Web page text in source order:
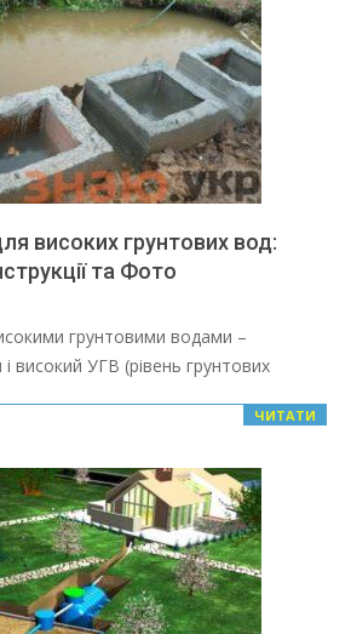
високих грунтових вод:
та Фото
грунтовими водами –
високий УГВ (рівень грунтових
ЧИТАТИ